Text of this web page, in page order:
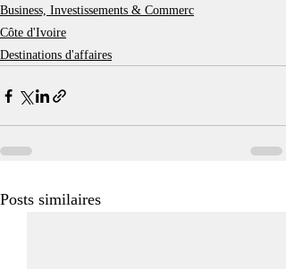
Business, Investissements & Commerc
Côte d'Ivoire
Destinations d'affaires
Posts similaires